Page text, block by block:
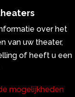
over het
van uw theater,
of heeft u een
mogelijkheden